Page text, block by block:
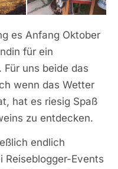
es Anfang Oktober
für ein
uns beide das
wenn das Wetter
hat es riesig Spaß
zu entdecken.
endlich
Reiseblogger-Events